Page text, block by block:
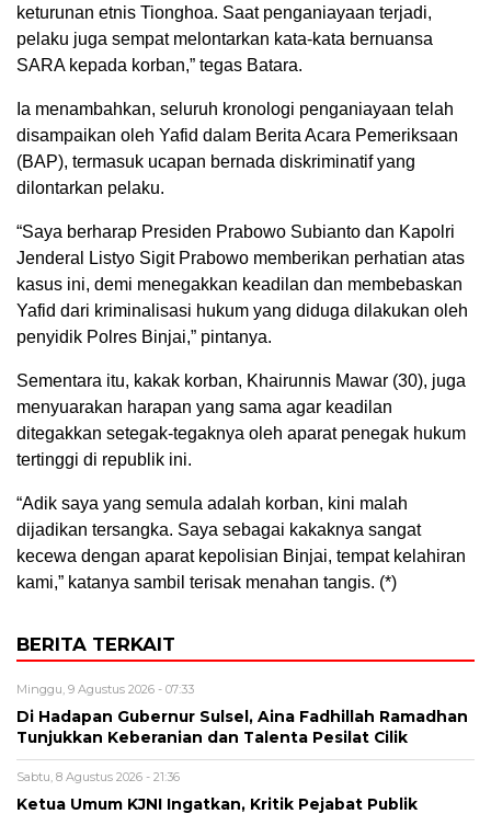
keturunan etnis Tionghoa. Saat penganiayaan terjadi,
pelaku juga sempat melontarkan kata-kata bernuansa
SARA kepada korban,” tegas Batara.
Ia menambahkan, seluruh kronologi penganiayaan telah
disampaikan oleh Yafid dalam Berita Acara Pemeriksaan
(BAP), termasuk ucapan bernada diskriminatif yang
dilontarkan pelaku.
“Saya berharap Presiden Prabowo Subianto dan Kapolri
Jenderal Listyo Sigit Prabowo memberikan perhatian atas
kasus ini, demi menegakkan keadilan dan membebaskan
Yafid dari kriminalisasi hukum yang diduga dilakukan oleh
penyidik Polres Binjai,” pintanya.
Sementara itu, kakak korban, Khairunnis Mawar (30), juga
menyuarakan harapan yang sama agar keadilan
ditegakkan setegak-tegaknya oleh aparat penegak hukum
tertinggi di republik ini.
“Adik saya yang semula adalah korban, kini malah
dijadikan tersangka. Saya sebagai kakaknya sangat
kecewa dengan aparat kepolisian Binjai, tempat kelahiran
kami,” katanya sambil terisak menahan tangis. (*)
BERITA TERKAIT
Minggu, 9 Agustus 2026 - 07:33
Di Hadapan Gubernur Sulsel, Aina Fadhillah Ramadhan
Tunjukkan Keberanian dan Talenta Pesilat Cilik
Sabtu, 8 Agustus 2026 - 21:36
Ketua Umum KJNI Ingatkan, Kritik Pejabat Publik